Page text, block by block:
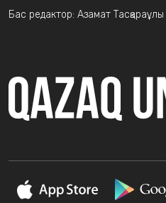
Бас редактор: Азамат Тасқараұлы